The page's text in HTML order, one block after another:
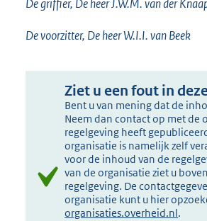
De griffier, De heer J.W.M. van der
De voorzitter, De heer W.I.I. van Beek
Ziet u een fout in
Bent u van mening dat de
Neem dan contact op met de
regelgeving heeft
organisatie is namelijk zelf
voor de inhoud van de
van de organisatie ziet u
regelgeving. De
organisatie kunt u hier
organisaties.overheid.nl.